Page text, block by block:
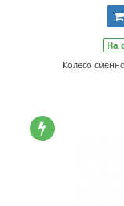
На
Колесо